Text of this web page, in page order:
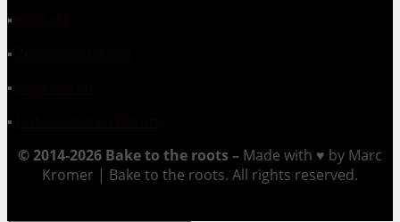
▪
▪
▪
▪
© 2014-2026 Bake to the roots – Made with ♥ by Marc
Kromer | Bake to the roots. All rights reserved.